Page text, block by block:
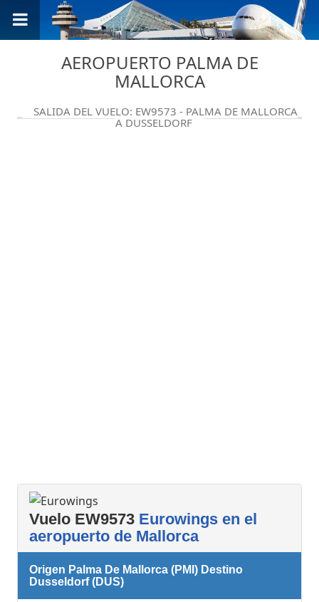
AEROPUERTO PALMA DE
MALLORCA
SALIDA DEL VUELO: EW9573 - PALMA DE MALLORCA
A DUSSELDORF
Vuelo EW9573 Eurowings en el
aeropuerto de Mallorca
Origen Palma De Mallorca (PMI) Destino
Dusseldorf (DUS)